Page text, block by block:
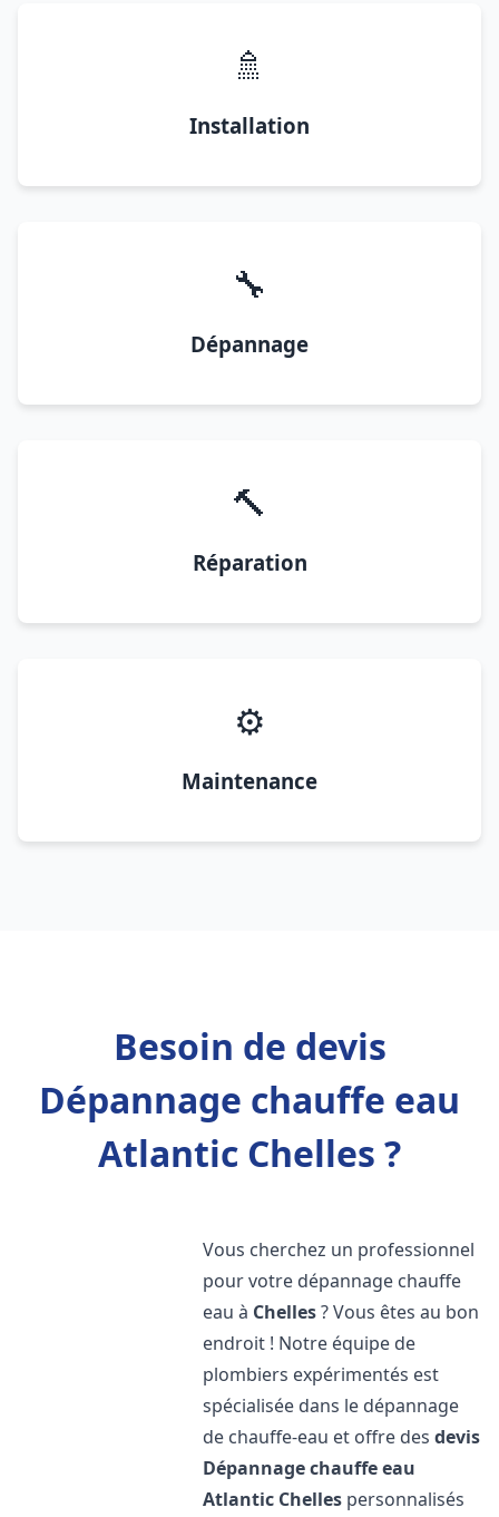
🚿
Installation
🔧
Dépannage
🔨
Réparation
⚙️
Maintenance
Besoin de devis
Dépannage chauffe eau
Atlantic Chelles ?
Vous cherchez un professionnel
pour votre dépannage chauffe
eau à Chelles? Vous êtes au bon
endroit ! Notre équipe de
plombiers expérimentés est
spécialisée dans le dépannage
de chauffe-eau et offre desdevis
Dépannage chauffe eau
Atlantic Chelles personnalisés